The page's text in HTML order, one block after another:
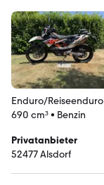
Enduro/Reiseenduro
690 cm³• Benzin
Privatanbieter
52477 Alsdorf